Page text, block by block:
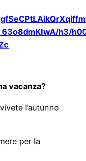
h3/
vacanza?
l’autunno
per la